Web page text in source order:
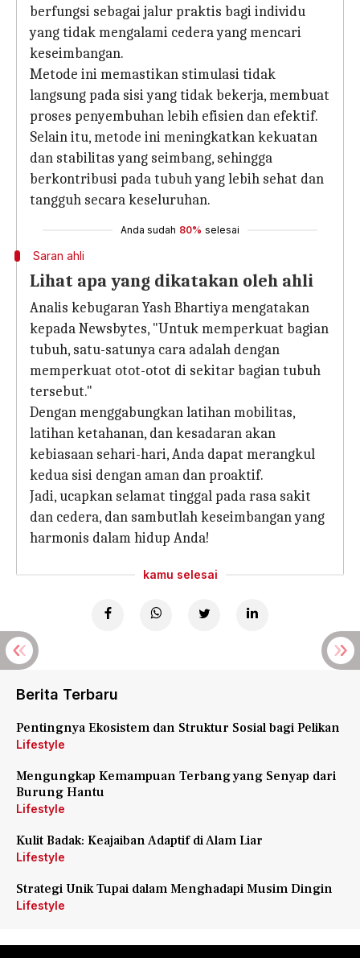
berfungsi sebagai jalur praktis bagi individu
yang tidak mengalami cedera yang mencari
keseimbangan.
Metode ini memastikan stimulasi tidak
langsung pada sisi yang tidak bekerja, membuat
proses penyembuhan lebih efisien dan efektif.
Selain itu, metode ini meningkatkan kekuatan
dan stabilitas yang seimbang, sehingga
berkontribusi pada tubuh yang lebih sehat dan
tangguh secara keseluruhan.
Anda sudah 80% selesai
Saran ahli
Lihat apa yang dikatakan oleh ahli
Analis kebugaran Yash Bhartiya mengatakan
kepada Newsbytes, "Untuk memperkuat bagian
tubuh, satu-satunya cara adalah dengan
memperkuat otot-otot di sekitar bagian tubuh
tersebut."
Dengan menggabungkan latihan mobilitas,
latihan ketahanan, dan kesadaran akan
kebiasaan sehari-hari, Anda dapat merangkul
kedua sisi dengan aman dan proaktif.
Jadi, ucapkan selamat tinggal pada rasa sakit
dan cedera, dan sambutlah keseimbangan yang
harmonis dalam hidup Anda!
kamu selesai
Berita Terbaru
Pentingnya Ekosistem dan Struktur Sosial bagi Pelikan
Lifestyle
Mengungkap Kemampuan Terbang yang Senyap dari
Burung Hantu
Lifestyle
Kulit Badak: Keajaiban Adaptif di Alam Liar
Lifestyle
Strategi Unik Tupai dalam Menghadapi Musim Dingin
Lifestyle